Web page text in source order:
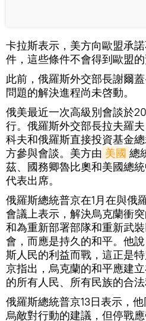
卡拉斯表示，美方向歐盟承
件，這些條件不會得到歐盟的
此前，俄羅斯外交部長謝爾
問題的解決進程尚未啓動。
俄美最近一次高級別會談於
行。俄羅斯外交部長拉夫羅
科夫和俄羅斯直接投資基金
方參與會談。美方由 美國 總
茲、國務卿魯比奧和美國總
代表出席。
俄羅斯總統普京在1月在與俄
會議上表示，解決烏克蘭衝
和為重新部署部隊和重新武
會，而應是持久的和平。他
斯人民的利益而戰，這正是
京指出，烏克蘭的和平應建
的所有人民、所有民族的合法
俄羅斯總統普京13日表示，
烏敵對行動的建議，但停戰